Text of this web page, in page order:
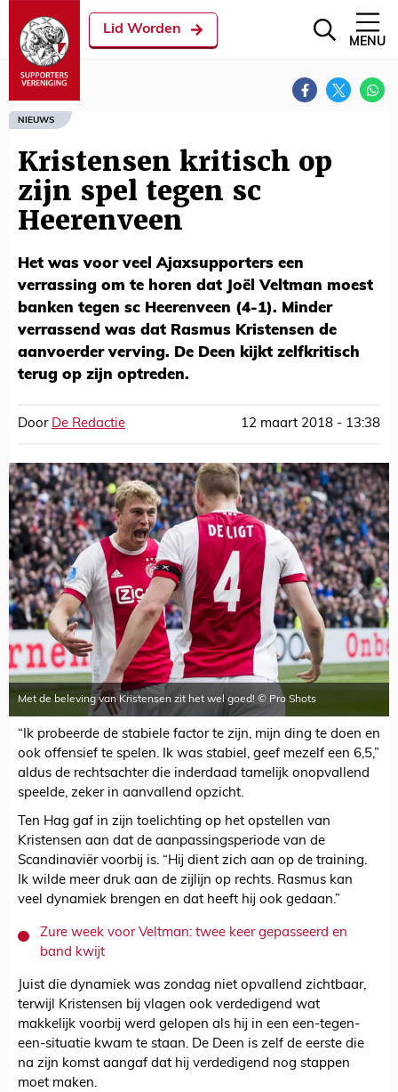
Lid Worden
MENU
NIEUWS
Kristensen kritisch op
zijn spel tegen sc
Heerenveen
Het was voor veel Ajaxsupporters een
verrassing om te horen dat Joël Veltman moest
banken tegen sc Heerenveen (4-1). Minder
verrassend was dat Rasmus Kristensen de
aanvoerder verving. De Deen kijkt zelfkritisch
terug op zijn optreden.
Door De Redactie 12 maart 2018 - 13:38
Met de beleving van Kristensen zit het wel goed! © Pro Shots
“Ik probeerde de stabiele factor te zijn, mijn ding te doen en
ook offensief te spelen. Ik was stabiel, geef mezelf een 6,5,”
aldus de rechtsachter die inderdaad tamelijk onopvallend
speelde, zeker in aanvallend opzicht.
Ten Hag gaf in zijn toelichting op het opstellen van
Kristensen aan dat de aanpassingsperiode van de
Scandinaviër voorbij is. “Hij dient zich aan op de training.
Ik wilde meer druk aan de zijlijn op rechts. Rasmus kan
veel dynamiek brengen en dat heeft hij ook gedaan.”
Zure week voor Veltman: twee keer gepasseerd en
band kwijt
Juist die dynamiek was zondag niet opvallend zichtbaar,
terwijl Kristensen bij vlagen ook verdedigend wat
makkelijk voorbij werd gelopen als hij in een een-tegen-
een-situatie kwam te staan. De Deen is zelf de eerste die
na zijn komst aangaf dat hij verdedigend nog stappen
moet maken.